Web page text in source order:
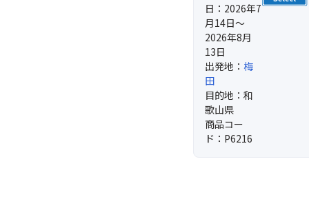
日：2026年7
月14日～
2026年8月
13日
出発地： 梅
田
目的地：和
歌山県
商品コー
ド：P6216